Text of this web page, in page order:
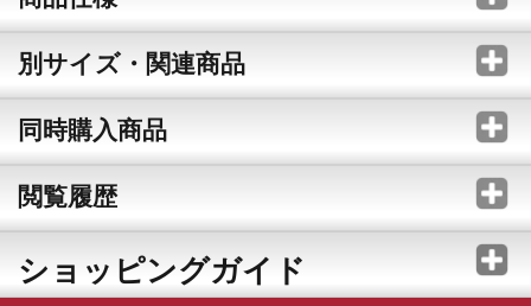
別サイズ・関連商品
同時購入商品
閲覧履歴
ショッピングガイド